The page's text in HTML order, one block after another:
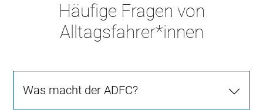
Häufige Fragen von
Alltagsfahrer*innen
Was macht der ADFC?